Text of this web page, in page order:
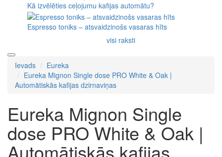
Kā izvēlēties ceļojumu kafijas automātu?
Espresso toniks – atsvaidzinošs vasaras hīts
visi raksti
Ievads
Eureka
Eureka Mignon Single dose PRO White & Oak |
Automātiskās kafijas dzirnaviņas
Eureka Mignon Single
dose PRO White & Oak |
Automātiskās kafijas